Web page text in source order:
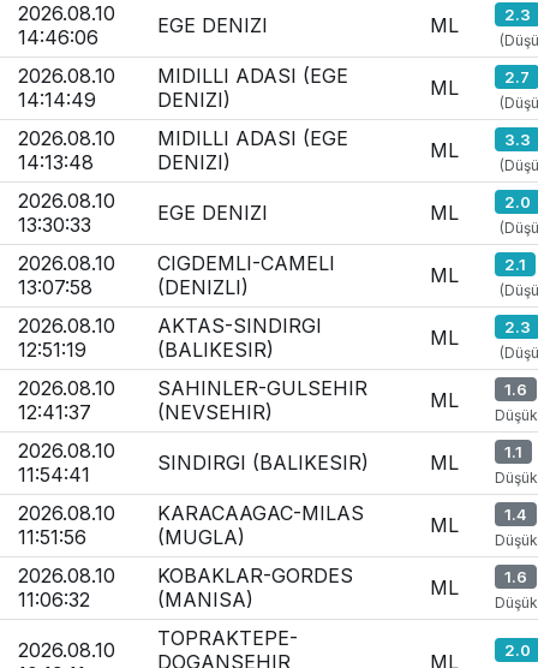
2026.08.10
14:46:06
EGE DENIZI ML 2.3
2026.08.10
14:14:49
MIDILLI ADASI (EGE
DENIZI)
ML 2.7
2026.08.10
14:13:48
MIDILLI ADASI (EGE
DENIZI)
ML 3.3
2026.08.10
13:30:33
EGE DENIZI ML 2.0
2026.08.10
13:07:58
CIGDEMLI-CAMELI
(DENIZLI)
ML 2.1
2026.08.10
12:51:19
AKTAS-SINDIRGI
(BALIKESIR)
ML 2.3
2026.08.10
12:41:37
SAHINLER-GULSEHIR
(NEVSEHIR)
ML 1.6
2026.08.10
11:54:41
SINDIRGI (BALIKESIR) ML 1.1
2026.08.10
11:51:56
KARACAAGAC-MILAS
(MUGLA)
ML 1.4
2026.08.10
11:06:32
KOBAKLAR-GORDES
(MANISA)
ML 1.6
2026.08.10
TOPRAKTEPE-
DOGANSEHIR
ML 2.0